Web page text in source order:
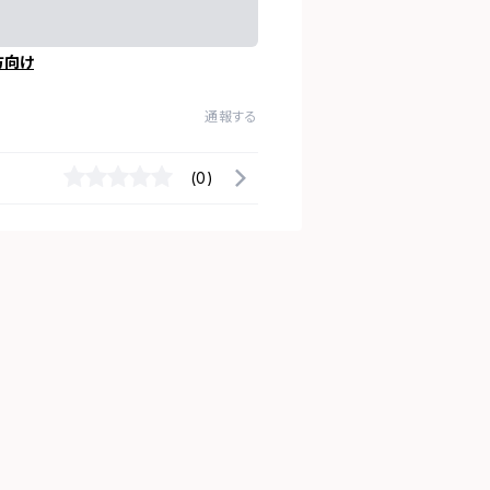
向け
通報する
(0)